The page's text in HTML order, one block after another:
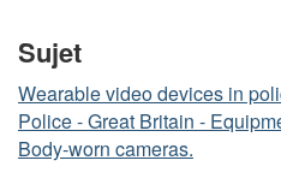
Sujet
Wearable video devices in
Police - Great Britain -
Body-worn cameras.